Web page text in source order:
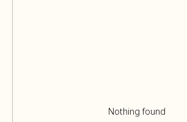
Nothing found